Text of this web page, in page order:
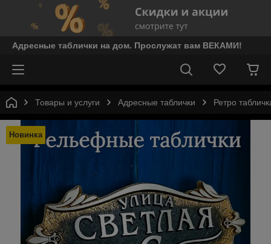
Адресные таблички на дом. Прослужат вам ВЕКАМИ!
Товары и услуги Адресные таблички Ретро
Новинка